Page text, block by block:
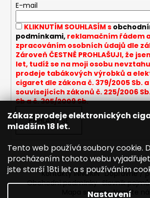
Zákaz prodeje elektronických
mladším 18 let.
Tento web používá soubory cookie.
procházením tohoto webu
jste starší 18ti let a s používáním
Nastavení
E-mail
KLIKNUTÍM SOUHLASÍM s
podmínkami,reklamačním řádem
zpracováním osobních údajů dle
Zároveň ČESTNĚ PROHLAŠUJI, že
let, tudíž se na moji osobu
prodeje tabákových výrobků a
cigaret dle zákona č. 379/2005 Sb.
souvisejících zákonů č. 225/2006
Sb a č. 305/2009 Sb.
PŘIHLÁSIT SE
Kontakty INNOKIN Dopravné /
Obchodní podmínky Slovník pojmů
Mapa serveru Napište